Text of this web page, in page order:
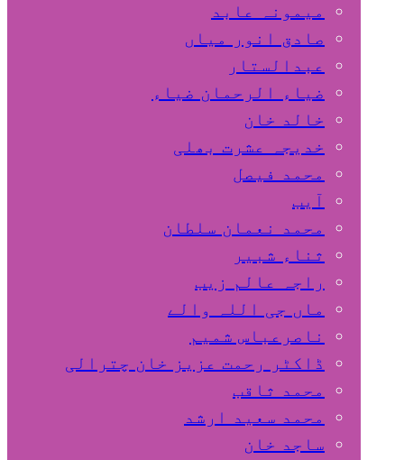
میمونہ عابد
صادق انور میاں
عبدالستار
ضیاء الرحمان ضیاء
خالد خان
خدیجہ عشرت بھلی
محمد فیصل
آیب
محمد نعمان سلطان
ثناء شبیر
راجہ عالم زیب
ماں جی اللہ والے
ناصرعباس شمیم
ڈاکٹر رحمت عزیز خان چترالی
محمد ثاقب
محمد سعید ارشد
ساجد خان